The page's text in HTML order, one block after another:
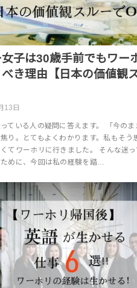
子は30歳手前でもワー
き理由【日本の価値観
13日
ている人の疑問に答えます。 「今のま
り。とてもよくわかります。私もそう
てワーホリに行きました。 そんな迷
めに、今回は私の経験を踏…